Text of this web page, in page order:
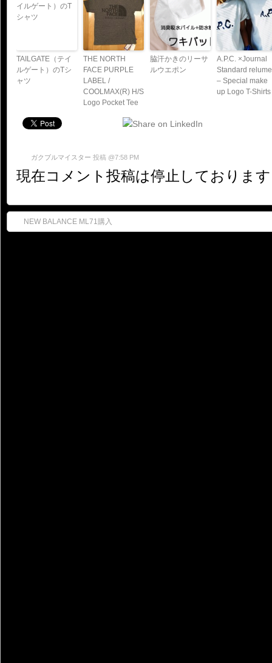
TAILGATE（テイ
ルゲート）のTシ
ャツ
THE NORTH
FACE PURPLE
LABEL /
COOLMAX(R) H/S
Logo Pocket Tee
脇汗かきのリーサ
ルウエポン
A.P.C. ×Journal
Standard relume
– Special make
up Logo T-
ガクブルマイスター 投稿 @7:58 PM
現在コメント投稿は停止しておりま
NEW BALANCE ML71購入